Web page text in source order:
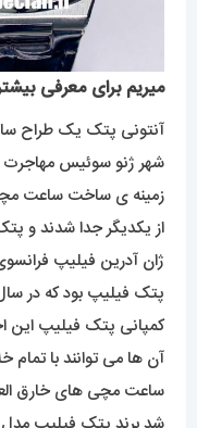
میریم برای معرفی
شهر ژنو سوئیس
ژان آدرین فیلیپ
پتک فیلیپ بود که در سال 1851 تاسیس
کمپانی پتک فیلیپ این
آن ها می توانند با تمام
ساعت مچی های خارق